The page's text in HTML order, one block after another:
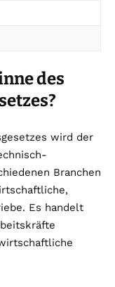
des
wird der
Branchen
Es handelt